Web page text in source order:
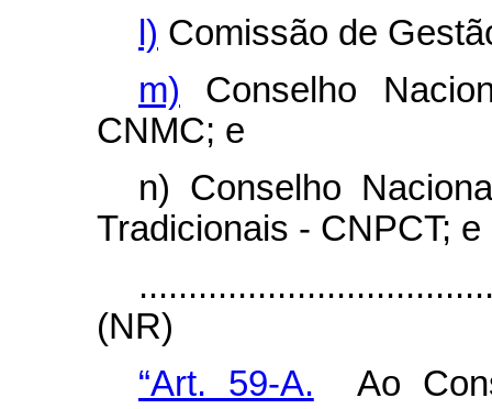
l) Comissão de
m) Conselho
CNMC; e
n) Conselho
Tradicionais - CNPCT; e
(NR)
“Art. 59-A. Ao